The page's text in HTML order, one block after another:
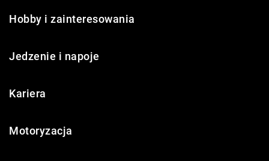
Hobby i zainteresowania
Jedzenie i napoje
Kariera
Motoryzacja